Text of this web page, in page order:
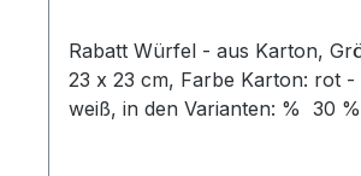
Rabatt Würfel - aus Karton,
23 x 23 cm, Farbe Karton: rot -
weiß, in den Varianten: % 30 % 50 %